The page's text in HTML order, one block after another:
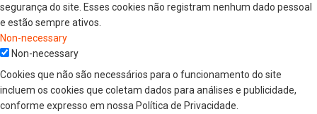
segurança do site. Esses cookies não registram nenhum dado pessoal
e estão sempre ativos.
Non-necessary
Non-necessary
Cookies que não são necessários para o funcionamento do site
incluem os cookies que coletam dados para análises e publicidade,
conforme expresso em nossa Política de Privacidade.